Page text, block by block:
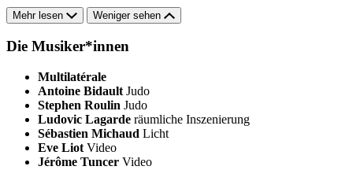
Mehr lesen Weniger sehen
Die Musiker*innen
Multilatérale
Antoine Bidault Judo
Stephen Roulin Judo
Ludovic Lagarde räumliche Inszenierung
Sébastien Michaud Licht
Eve Liot Video
Jérôme Tuncer Video